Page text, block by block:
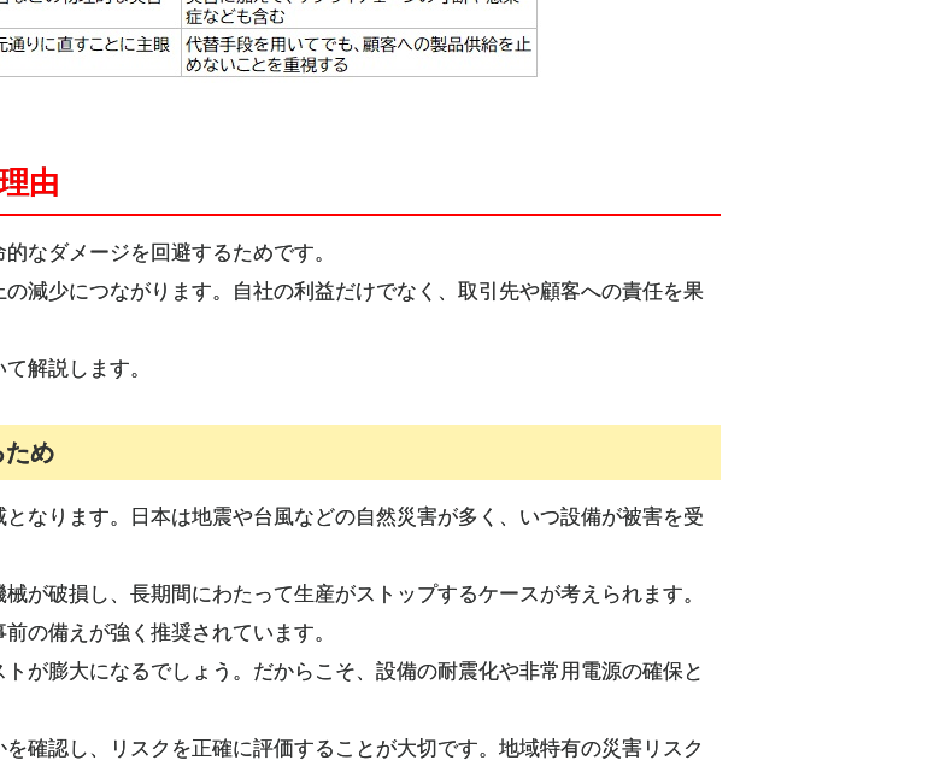
由
なダメージを回避するためです。
減少につながります。自社の利益だけでなく、取引先や顧客への責任を果
解説します。
ため
なります。日本は地震や台風などの自然災害が多く、いつ設備が被害を受
が破損し、長期間にわたって生産がストップするケースが考えられます。
の備えが強く推奨されています。
が膨大になるでしょう。だからこそ、設備の耐震化や非常用電源の確保と
確認し、リスクを正確に評価することが大切です。地域特有の災害リスク